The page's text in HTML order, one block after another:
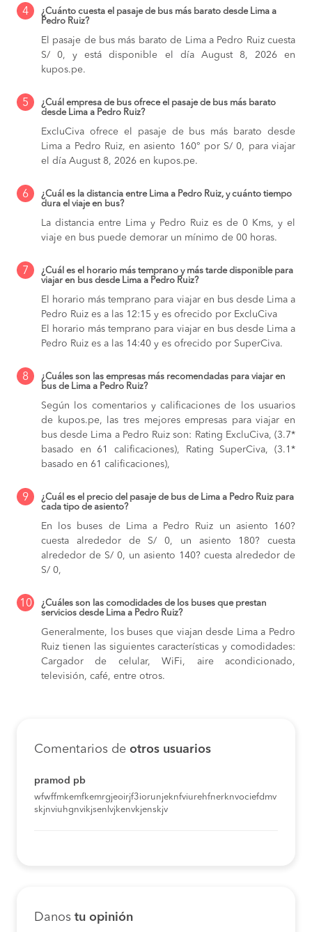
4
¿Cuánto cuesta el pasaje de bus más barato desde Lima a
Pedro Ruiz?
El pasaje de bus más barato de Lima a Pedro Ruiz cuesta
S/ 0, y está disponible el día August 8, 2026 en
kupos.pe.
5
¿Cuál empresa de bus ofrece el pasaje de bus más barato
desde Lima a Pedro Ruiz?
ExcluCiva ofrece el pasaje de bus más barato desde
Lima a Pedro Ruiz, en asiento 160° por S/ 0, para viajar
el día August 8, 2026 en kupos.pe.
6
¿Cuál es la distancia entre Lima a Pedro Ruiz, y cuánto tiempo
dura el viaje en bus?
La distancia entre Lima y Pedro Ruiz es de 0 Kms, y el
viaje en bus puede demorar un mínimo de 00 horas.
7
¿Cuál es el horario más temprano y más tarde disponible para
viajar en bus desde Lima a Pedro Ruiz?
El horario más temprano para viajar en bus desde Lima a
Pedro Ruiz es a las 12:15 y es ofrecido por ExcluCiva
El horario más temprano para viajar en bus desde Lima a
Pedro Ruiz es a las 14:40 y es ofrecido por SuperCiva.
8
¿Cuáles son las empresas más recomendadas para viajar en
bus de Lima a Pedro Ruiz?
Según los comentarios y calificaciones de los usuarios
de kupos.pe, las tres mejores empresas para viajar en
bus desde Lima a Pedro Ruiz son: Rating ExcluCiva, (3.7*
basado en 61 calificaciones), Rating SuperCiva, (3.1*
basado en 61 calificaciones),
9
¿Cuál es el precio del pasaje de bus de Lima a Pedro Ruiz para
cada tipo de asiento?
En los buses de Lima a Pedro Ruiz un asiento 160?
cuesta alrededor de S/ 0, un asiento 180? cuesta
alrededor de S/ 0, un asiento 140? cuesta alrededor de
S/ 0,
10
¿Cuáles son las comodidades de los buses que prestan
servicios desde Lima a Pedro Ruiz?
Generalmente, los buses que viajan desde Lima a Pedro
Ruiz tienen las siguientes características y comodidades:
Cargador de celular, WiFi, aire acondicionado,
televisión, café, entre otros.
Comentarios de otros usuarios
pramod pb
wfwffmkemfkemrgjeoirjf3iorunjeknfviurehfnerknvociefdmv
skjnviuhgnvikjsenlvjkenvkjenskjv
Danos tu opinión